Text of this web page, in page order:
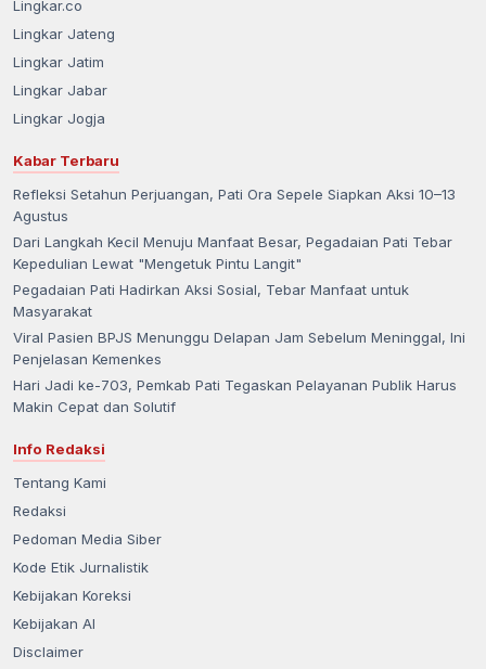
Lingkar.co
Lingkar Jateng
Lingkar Jatim
Lingkar Jabar
Lingkar Jogja
Kabar Terbaru
Refleksi Setahun Perjuangan, Pati Ora Sepele Siapkan Aksi 10–13
Agustus
Dari Langkah Kecil Menuju Manfaat Besar, Pegadaian Pati Tebar
Kepedulian Lewat "Mengetuk Pintu Langit"
Pegadaian Pati Hadirkan Aksi Sosial, Tebar Manfaat untuk
Masyarakat
Viral Pasien BPJS Menunggu Delapan Jam Sebelum Meninggal, Ini
Penjelasan Kemenkes
Hari Jadi ke-703, Pemkab Pati Tegaskan Pelayanan Publik Harus
Makin Cepat dan Solutif
Info Redaksi
Tentang Kami
Redaksi
Pedoman Media Siber
Kode Etik Jurnalistik
Kebijakan Koreksi
Kebijakan AI
Disclaimer